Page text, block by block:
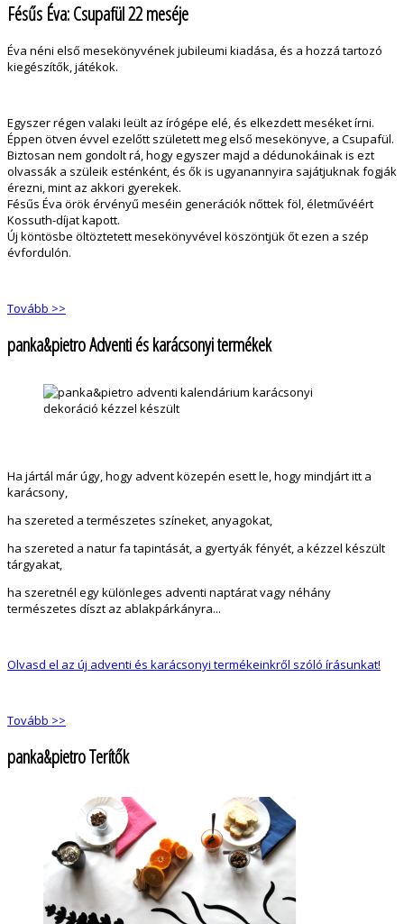
Fésűs Éva: Csupafül 22 meséje
Éva néni első mesekönyvének jubileumi kiadása, és a hozzá tartozó
kiegészítők, játékok.
Egyszer régen valaki leült az írógépe elé, és elkezdett meséket írni.
Éppen ötven évvel ezelőtt született meg első mesekönyve, a Csupafül.
Biztosan nem gondolt rá, hogy egyszer majd a dédunokáinak is ezt
olvassák a szüleik esténként, és ők is ugyanannyira sajátjuknak fogják
érezni, mint az akkori gyerekek.
Fésűs Éva örök érvényű meséin generációk nőttek föl, életművéért
Kossuth-díjat kapott.
Új köntösbe öltöztetett mesekönyvével köszöntjük őt ezen a szép
évfordulón.
Tovább >>
panka&pietro Adventi és karácsonyi termékek
Ha jártál már úgy, hogy advent közepén esett le, hogy mindjárt itt a
karácsony,
ha szereted a természetes színeket, anyagokat,
ha szereted a natur fa tapintását, a gyertyák fényét, a kézzel készült
tárgyakat,
ha szeretnél egy különleges adventi naptárat vagy néhány
természetes díszt az ablakpárkányra...
Olvasd el az új adventi és karácsonyi termékeinkről szóló írásunkat!
Tovább >>
panka&pietro Terítők